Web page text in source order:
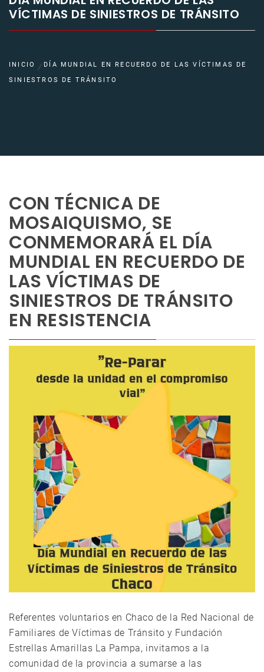
VÍCTIMAS DE SINIESTROS DE TRÁNSITO
INICIO
DÍA MUNDIAL EN RECUERDO DE LAS VÍCTIMAS DE
SINIESTROS DE TRÁNSITO
CON TÉCNICA DE
MOSAIQUISMO, SE
CONMEMORARÁ EL DÍA
MUNDIAL EN RECUERDO DE
LAS VÍCTIMAS DE
SINIESTROS DE TRÁNSITO
EN RESISTENCIA
Referentes voluntarios en Chaco de la Red Nacional de
Familiares de Víctimas de Tránsito y Fundación
Estrellas Amarillas La Pampa, invitamos a la
comunidad de la provincia a sumarse a las